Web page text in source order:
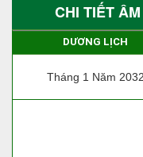
CHI TIẾT
DƯƠNG LỊCH
Tháng 1 Năm 2032